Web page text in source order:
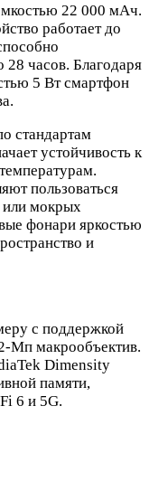
22 000 мАч.
работает до
28 часов. Благодаря
5 Вт смартфон
стандартам
устойчивость к
пользоваться
или мокрых
фонари яркостью
и
с поддержкой
Мп макрообъектив.
Dimensity
памяти,
6 и 5G.